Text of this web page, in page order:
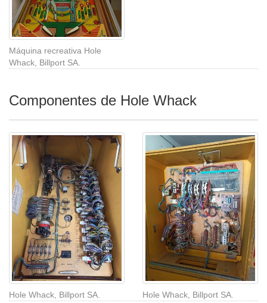
Máquina recreativa Hole
Whack, Billport SA.
Componentes de Hole Whack
Hole Whack, Billport SA. Hole Whack, Billport SA.